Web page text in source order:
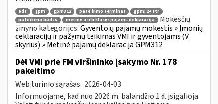
eds gpm gpm312 pateikimo terminas
gpmį 24 str
pateikimo būdas
metinė a ir b klasės pajamų deklaracija
Mokesčių
žinyno kategorijos:Gyventojų pajamų mokestis » Įmonių
deklaracijų ir pažymų teikimas VMI ir gyventojams (V
skyrius) » Metinė pajamų deklaracija GPM312
Dėl VMI prie FM viršininko įsakymo Nr. 178
pakeitimo
Web turinio sąrašas 2026-04-03
Informuojame, kad nuo 2026 m. balandžio 1 d. įsigalioja